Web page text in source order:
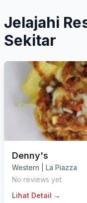
Jelajahi
Sekitar
Denny's
Western
La Piazza
No reviews yet
Lihat Detail →